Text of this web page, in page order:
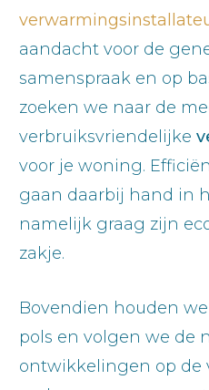
aandacht voor de
samenspraak en op
zoeken we naar de
verbruiksvriendelijke
voor je woning.
gaan daarbij hand in
namelijk graag zijn
zakje.
Bovendien houden
pols en volgen we de
ontwikkelingen op de